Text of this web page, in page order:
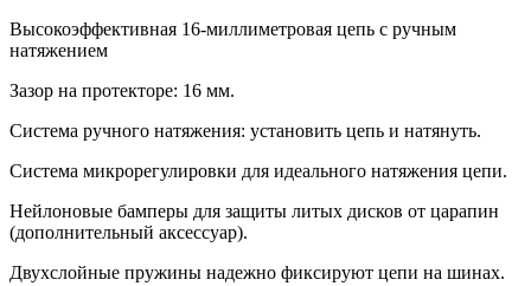
Высокоэффективная 16-миллиметровая цепь с ручным
натяжением
Зазор на протекторе: 16 мм.
Система ручного натяжения: установить цепь и натянуть.
Система микрорегулировки для идеального натяжения цепи.
Нейлоновые бамперы для защиты литых дисков от царапин
(дополнительный аксессуар).
Двухслойные пружины надежно фиксируют цепи на шинах.